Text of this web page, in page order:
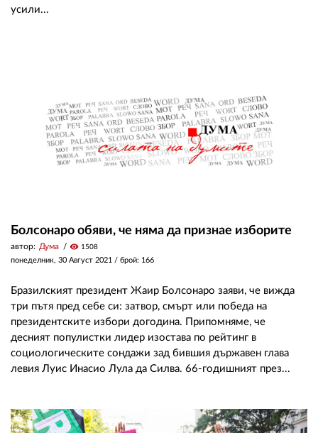
усили...
Болсонаро обяви, че няма да признае изборите
автор: Дума visibility 1508
понеделник, 30 Август 2021 / брой: 166
Бразилският президент Жаир Болсонаро заяви, че вижда
три пътя пред себе си: затвор, смърт или победа на
президентските избори догодина. Припомняме, че
десният популистки лидер изостава по рейтинг в
социологическите сондажи зад бившия държавен глава
левия Луис Инасио Лула да Силва. 66-годишният през...